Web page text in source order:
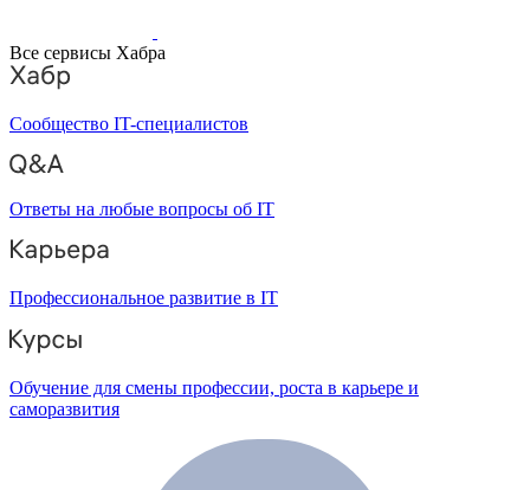
Все сервисы Хабра
Сообщество IT-специалистов
Ответы на любые вопросы об IT
Профессиональное развитие в IT
Обучение для смены профессии, роста в карьере и
саморазвития